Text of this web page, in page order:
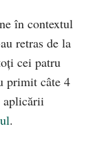
în contextul
retras de la
cei patru
primit câte 4
aplicării
.